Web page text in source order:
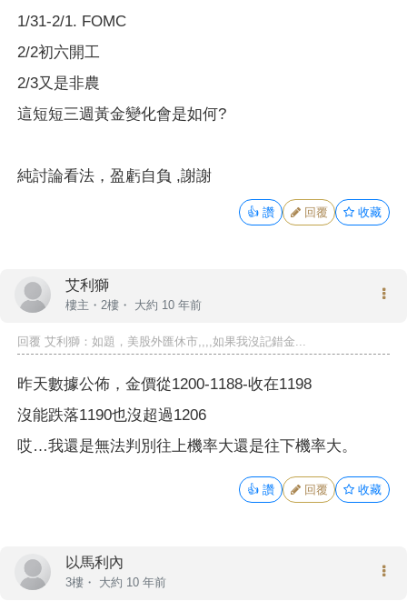
1/31-2/1. FOMC
2/2初六開工
2/3又是非農
這短短三週黃金變化會是如何?
純討論看法，盈虧自負 ,謝謝
👍 讚 回覆 收藏
艾利獅
樓主 ・2樓・ 大約 10 年前
回覆 艾利獅 ：如題，美股外匯休市,,,,如果我沒記錯金...
昨天數據公佈，金價從1200-1188-收在1198
沒能跌落1190也沒超過1206
哎…我還是無法判別往上機率大還是往下機率大。
👍 讚 回覆 收藏
以馬利內
3樓・ 大約 10 年前